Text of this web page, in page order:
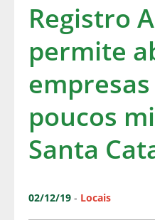
Registro
permite
poucos
Santa
02/12/19 - Locais